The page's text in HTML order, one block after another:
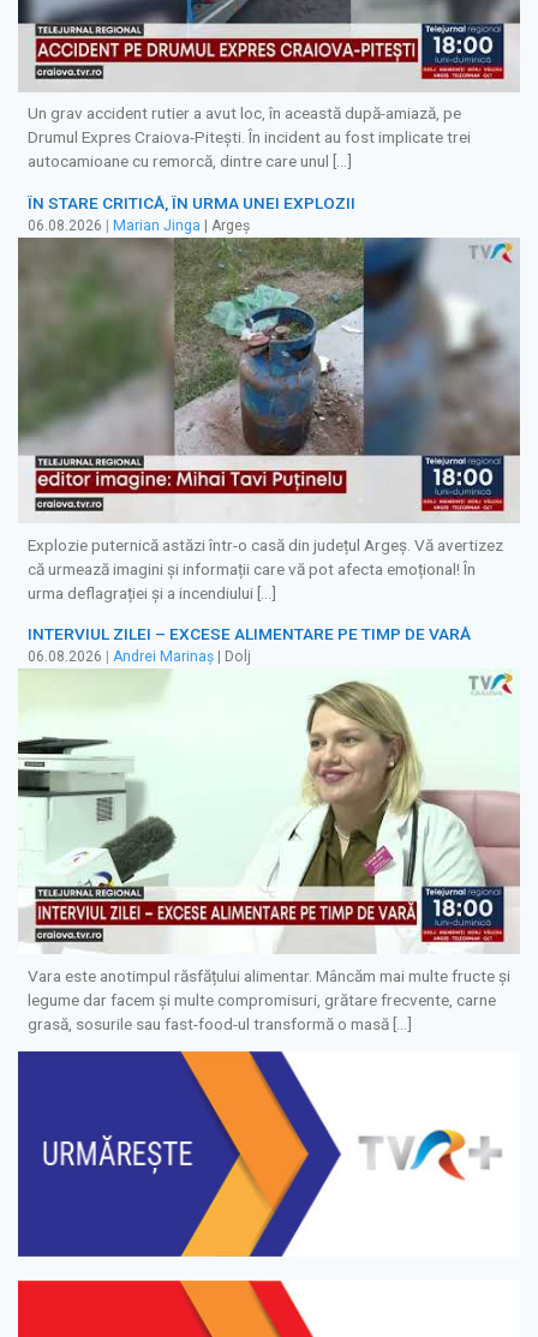
Un grav accident rutier a avut loc, în această după-amiază, pe
Drumul Expres Craiova-Pitești. În incident au fost implicate trei
autocamioane cu remorcă, dintre care unul […]
ÎN STARE CRITICĂ, ÎN URMA UNEI EXPLOZII
06.08.2026 | Marian Jinga | Argeș
Explozie puternică astăzi într-o casă din județul Argeș. Vă avertizez
că urmează imagini și informații care vă pot afecta emoțional! În
urma deflagrației și a incendiului […]
INTERVIUL ZILEI – EXCESE ALIMENTARE PE TIMP DE VARĂ
06.08.2026 Andrei Marinaș | Dolj
Vara este anotimpul răsfățului alimentar. Mâncăm mai multe fructe și
legume dar facem și multe compromisuri, grătare frecvente, carne
grasă, sosurile sau fast-food-ul transformă o masă […]